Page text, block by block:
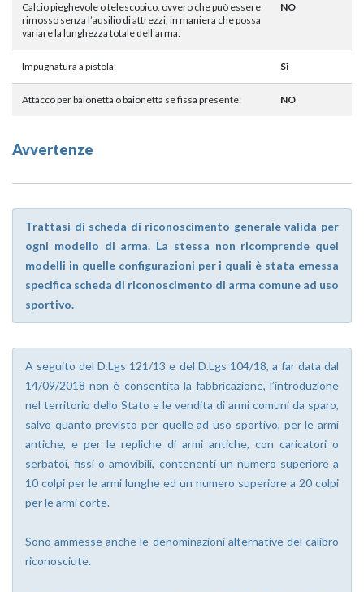
Calcio pieghevole o telescopico, ovvero che può essere
rimosso senza l’ausilio di attrezzi, in maniera che possa
variare la lunghezza totale dell’arma:
NO
Impugnatura a pistola: Sì
Attacco per baionetta o baionetta se fissa presente: NO
Avvertenze
Trattasi di scheda di riconoscimento generale valida per
ogni modello di arma. La stessa non ricomprende quei
modelli in quelle configurazioni per i quali è stata emessa
specifica scheda di riconoscimento di arma comune ad uso
sportivo.
A seguito del D.Lgs 121/13 e del D.Lgs 104/18, a far data dal
14/09/2018 non è consentita la fabbricazione, l’introduzione
nel territorio dello Stato e le vendita di armi comuni da sparo,
salvo quanto previsto per quelle ad uso sportivo, per le armi
antiche, e per le repliche di armi antiche, con caricatori o
serbatoi, fissi o amovibili, contenenti un numero superiore a
10 colpi per le armi lunghe ed un numero superiore a 20 colpi
per le armi corte.
Sono ammesse anche le denominazioni alternative del calibro
riconosciute.